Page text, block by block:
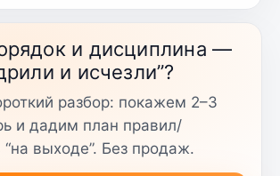
и дисциплина —
и исчезли”?
разбор: покажем 2–3
и дадим план правил/
“на выходе”. Без продаж.